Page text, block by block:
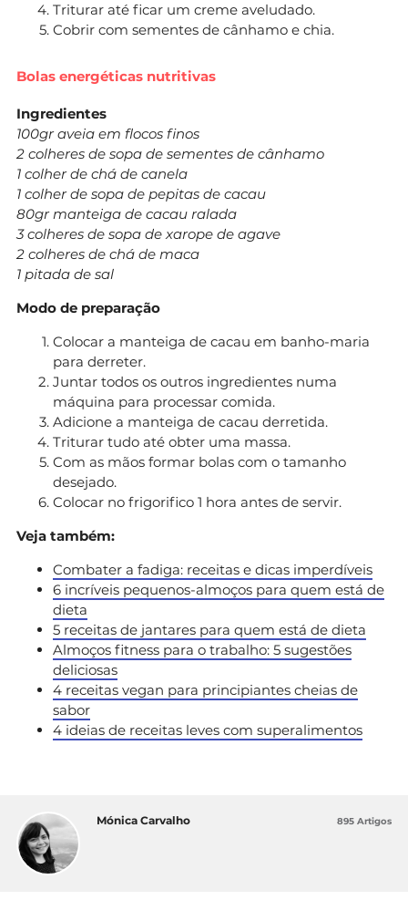
Triturar até ficar um creme aveludado.
Cobrir com sementes de cânhamo e chia.
Bolas energéticas nutritivas
Ingredientes
100gr aveia em flocos finos
2 colheres de sopa de sementes de cânhamo
1 colher de chá de canela
1 colher de sopa de pepitas de cacau
80gr manteiga de cacau ralada
3 colheres de sopa de xarope de agave
2 colheres de chá de maca
1 pitada de sal
Modo de preparação
Colocar a manteiga de cacau em banho-maria
para derreter.
Juntar todos os outros ingredientes numa
máquina para processar comida.
Adicione a manteiga de cacau derretida.
Triturar tudo até obter uma massa.
Com as mãos formar bolas com o tamanho
desejado.
Colocar no frigorifico 1 hora antes de servir.
Veja também:
Combater a fadiga: receitas e dicas imperdíveis
6 incríveis pequenos-almoços para quem está de
dieta
5 receitas de jantares para quem está de dieta
Almoços fitness para o trabalho: 5 sugestões
deliciosas
4 receitas vegan para principiantes cheias de
sabor
4 ideias de receitas leves com superalimentos
Mónica Carvalho 895 Artigos